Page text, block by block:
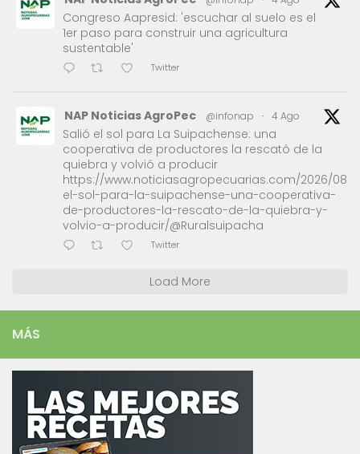
Congreso Aapresid: 'escuchar al suelo es el
1er paso para construir una agricultura
sustentable'
Twitter
NAP Noticias AgroPec @infonap · 4 Ago
Salió el sol para La Suipachense: una
cooperativa de productores la rescató de la
quiebra y volvió a producir
https://www.noticiasagropecuarias.com/2026/08/
el-sol-para-la-suipachense-una-cooperativa-
de-productores-la-rescato-de-la-quiebra-y-
volvio-a-producir/@Ruralsuipacha
Twitter
Load More
MÁS